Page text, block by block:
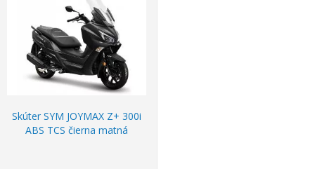
Skúter SYM JOYMAX Z+ 300i
ABS TCS čierna matná